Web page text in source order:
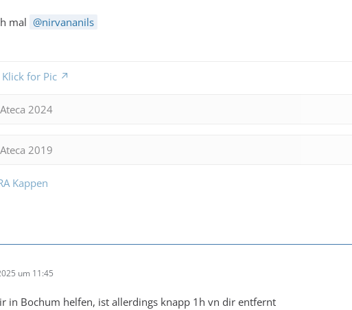
mal nirvananils
Klick for Pic
2024
2019
Kappen
um 11:45
in Bochum helfen, ist allerdings knapp 1h vn dir entfernt